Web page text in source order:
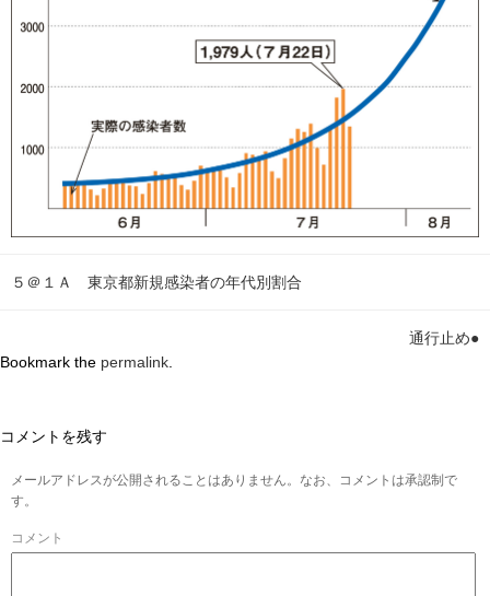
５＠１Ａ 東京都新規感染者の年代別割合
通行止め●
Bookmark the permalink.
コメントを残す
メールアドレスが公開されることはありません。なお、コメントは承認制で
す。
コメント